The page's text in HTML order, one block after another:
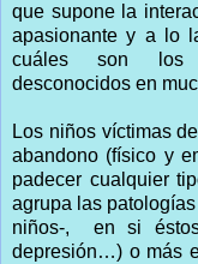
que supone la
apasionante y a lo
cuáles son los
desconocidos en
Los niños víctimas
abandono (físico y
padecer cualquier
agrupa las
niños-, en si éstos
depresión…) o más